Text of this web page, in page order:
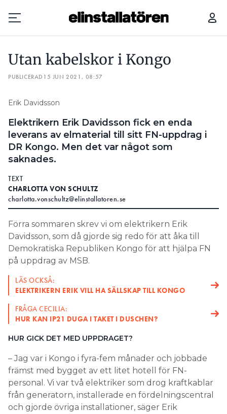
Prenumerera
Hantera prenumeration
Lediga jobb
Annonsera
Om tidningen
Kontakt
Personuppgifter
Search for:
SEARCH
Utan kabelskor i Kongo
PUBLICERAD 15 JUN 2021, 08:57
Erik Davidsson
Elektrikern Erik Davidsson fick en enda
leverans av elmaterial till sitt FN-uppdrag i
DR Kongo. Men det var något som
saknades.
TEXT
CHARLOTTA VON SCHULTZ
charlotta.vonschultz@elinstallatoren.se
Förra sommaren skrev vi om elektrikern Erik
Davidsson, som då gjorde sig redo för att åka till
Demokratiska Republiken Kongo för att hjälpa FN
på uppdrag av MSB.
LÄS OCKSÅ:
ELEKTRIKERN ERIK VILL HA SÄLLSKAP TILL KONGO
FRÅGA CECILIA:
HUR KAN IP21 DUGA I TAKET I DUSCHEN?
HUR GICK DET MED UPPDRAGET?
– Jag var i Kongo i fyra-fem månader och jobbade
främst med bygget av ett litet hotell för FN-
personal. Vi var två elektriker som drog kraftkablar
från generatorn, installerade en fördelningscentral
och gjorde övriga installationer, säger Erik
UTAN KABELSKOR I KONGO ELEKTRIKERN BAKOM PRISAT